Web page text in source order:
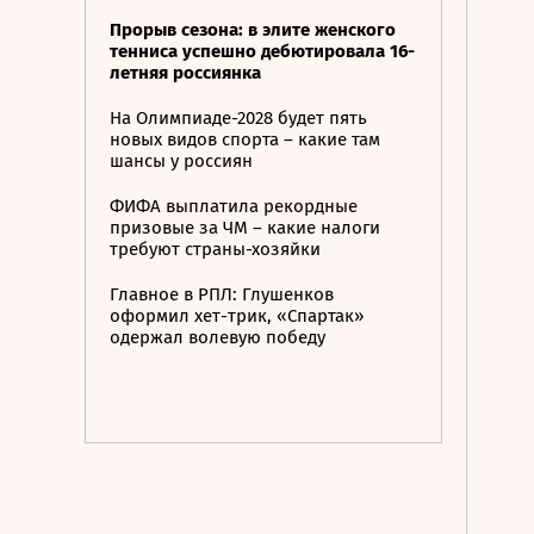
Прорыв сезона: в элите женского
тенниса успешно дебютировала 16-
летняя россиянка
На Олимпиаде-2028 будет пять
новых видов спорта – какие там
шансы у россиян
ФИФА выплатила рекордные
призовые за ЧМ – какие налоги
требуют страны-хозяйки
Главное в РПЛ: Глушенков
оформил хет-трик, «Спартак»
одержал волевую победу